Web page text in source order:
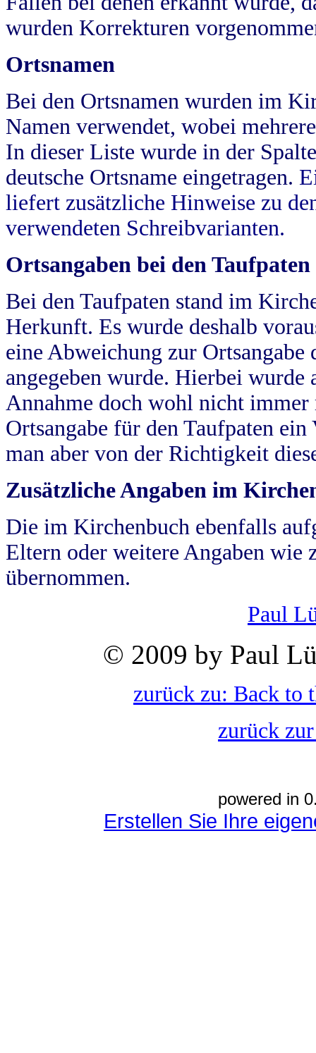
wurden Korrekturen
Ortsnamen
Bei den Ortsnamen wurden im
Namen verwendet, wobei
In dieser Liste wurde in der
deutsche Ortsname eingetragen.
liefert zusätzliche Hinweise zu
verwendeten Schreibvarianten.
Ortsangaben bei den Taufpaten
Bei den Taufpaten stand im
Herkunft. Es wurde deshalb
eine Abweichung zur
angegeben wurde. Hierbei wurde
Annahme doch wohl nicht
Ortsangabe für den Taufpaten
man aber von der Richtigkeit
Zusätzliche Angaben im
Die im Kirchenbuch ebenfalls
Eltern oder weitere Angaben wie
übernommen.
Paul
© 2009 by Paul
zurück zu: Back to
zurück
powered in
Erstellen Sie Ihre